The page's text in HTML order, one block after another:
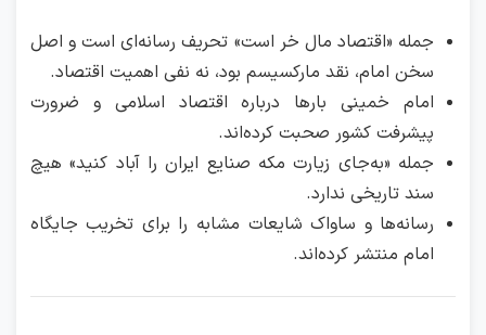
جمله «اقتصاد مال خر است» تحریف رسانه‌ای است و اصل
سخن امام، نقد مارکسیسم بود، نه نفی اهمیت اقتصاد.
امام خمینی بارها درباره اقتصاد اسلامی و ضرورت
پیشرفت کشور صحبت کرده‌اند.
جمله «به‌جای زیارت مکه صنایع ایران را آباد کنید» هیچ
سند تاریخی ندارد.
رسانه‌ها و ساواک شایعات مشابه را برای تخریب جایگاه
امام منتشر کرده‌اند.